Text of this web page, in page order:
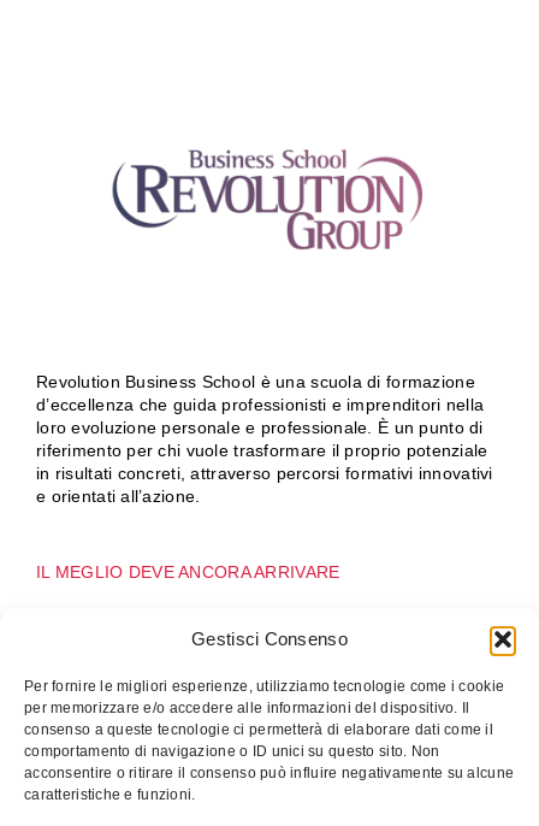
Gestisci Consenso
Per fornire le migliori esperienze, utilizziamo tecnologie come i cookie
per memorizzare e/o accedere alle informazioni del dispositivo. Il
consenso a queste tecnologie ci permetterà di elaborare dati come il
comportamento di navigazione o ID unici su questo sito. Non
acconsentire o ritirare il consenso può influire negativamente su alcune
caratteristiche e funzioni.
Revolution Business School è una scuola di formazione
d’eccellenza che guida professionisti e imprenditori nella
loro evoluzione personale e professionale. È un punto di
riferimento per chi vuole trasformare il proprio potenziale
in risultati concreti, attraverso percorsi formativi innovativi
e orientati all’azione.
IL MEGLIO DEVE ANCORA ARRIVARE
Tel: +39 320 230 7958
Email: info@revolutionbusiness.it
SEGUICI
Facebook
Linkedin